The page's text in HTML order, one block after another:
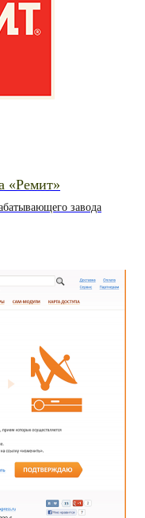
«Ремит»
завода